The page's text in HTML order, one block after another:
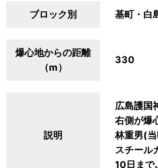
ブロック別 基町・白
爆心地からの距離
（m）
330
説明
広島護国
右側が爆
林重男(
スチール
10日まで